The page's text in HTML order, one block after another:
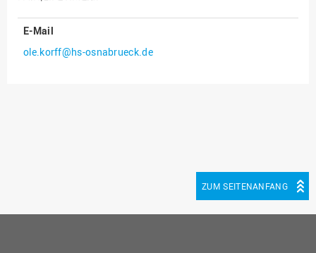
Innenrevision
Institut für Musik
E-Mail
ole.korff@hs-osnabrueck.de
ZUM SEITENANFANG